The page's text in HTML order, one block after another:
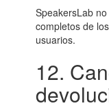
SpeakersLab
completos de
usuarios.
12.